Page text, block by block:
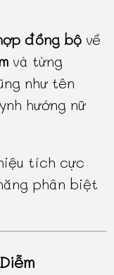
đồng bộ về
và từng
như tên
hướng nữ
tích cực
phân biệt